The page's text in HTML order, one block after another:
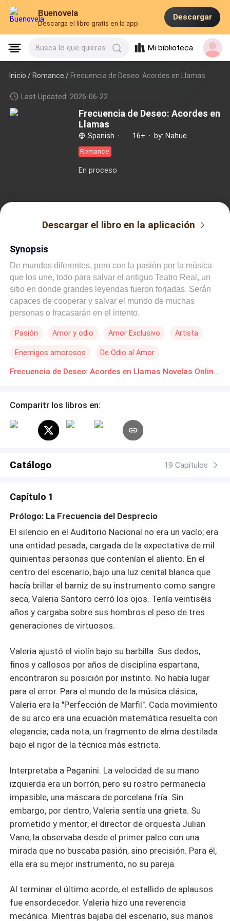
Buenovela
Descarga el libro gratis en la app
Descargar
Busca lo que quieras Mi biblioteca
Inicio /Romance / Frecuencia de Deseo: Acordes en Llamas
Last Updated: 2026-06-22
Frecuencia de Deseo: Acordes en
Llamas
Spanish · 16+ · by: Nahue
Romance
En proceso
Descargar el libro en la aplicación
Synopsis
De mundos diferentes, pero con la pasión por la música
que los une, todo para salvar el antiguo Teatro Real, un
sitio en donde grandes leyendas fueron forjadas. Serán
capaces de cooperar y salvar el mundo de muchas
personas o fracasarán en el intento.
Pasión Amor y odio Amor Exclusivo Artista
Enemigos amorosos De Odio al Amor
Frecuencia de Deseo: Acordes en Llamas Novelas Online Descarga gratuita de PDF
Comparitr los libros en:
Catálogo 19 Capítulos
Capítulo 1
Prólogo: La Frecuencia del Desprecio
El silencio en el Auditorio Nacional no era un vacío; era
una entidad pesada, cargada de la expectativa de mil
quinientas personas que contenían el aliento. En el
centro del escenario, bajo una luz cenital blanca que
hacía brillar el barniz de su instrumento como sangre
seca, Valeria Santoro cerró los ojos. Tenía veintiséis
años y cargaba sobre sus hombros el peso de tres
generaciones de virtuosos.
Valeria ajustó el violín bajo su barbilla. Sus dedos,
finos y callosos por años de disciplina espartana,
encontraron su posición por instinto. No había lugar
para el error. Para el mundo de la música clásica,
Valeria era la "Perfección de Marfil". Cada movimiento
de su arco era una ecuación matemática resuelta con
elegancia; cada nota, un fragmento de alma destilada
bajo el rigor de la técnica más estricta.
Interpretaba a Paganini. La velocidad de su mano
izquierda era un borrón, pero su rostro permanecía
impasible, una máscara de porcelana fría. Sin
embargo, por dentro, Valeria sentía una grieta. Su
prometido y mentor, el director de orquesta Julian
Vane, la observaba desde el primer palco con una
mirada que no buscaba pasión, sino precisión. Para él,
ella era su mejor instrumento, no su pareja.
Al terminar el último acorde, el estallido de aplausos
fue ensordecedor. Valeria hizo una reverencia
mecánica. Mientras bajaba del escenario, sus manos